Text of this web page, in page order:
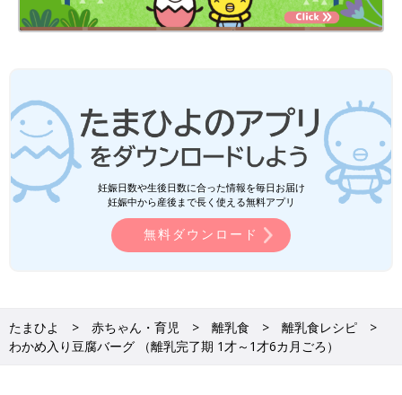
などによって、途中で水分がたりなくなるような場合は、適宜水
●だし汁、野菜スープなどは手作りかベビーフードを使ってくだ
さい。
●湯で溶いた粉ミルクは、粉ミルク缶に記載された指示どおりに
調乳したものを使ってください。
●水溶き片栗粉は片栗粉1に対し、水3の割合で溶いたものです。
●材料内の鶏卵はMサイズ、じゃがいもやトマトなどの野菜は中
玉が基本です。計量は1カップ＝200mL、大さじ1＝15mL、小さ
じ1＝5mLが基本です。グラム表記は標準サイズの食材で算出し
ギーに注意をして少量ずつ与えるのが基本です。食べ慣れた食材
となら混ぜてもいいでしょう。
妊娠日数や生後日数に合った情報を毎日お届け
妊娠中から産後まで長く使える無料アプリ
無料ダウンロード
たまひよ 赤ちゃん・育児 離乳食
離乳食レシピ
わかめ入り豆腐バーグ （離乳完了期 1才～1才6カ月ごろ）